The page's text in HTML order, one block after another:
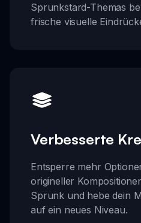
Sprunkstard-Themas
frische visuelle
Verbesserte
Entsperre mehr
origineller
Sprunk und hebe dein
auf ein neues Niveau.